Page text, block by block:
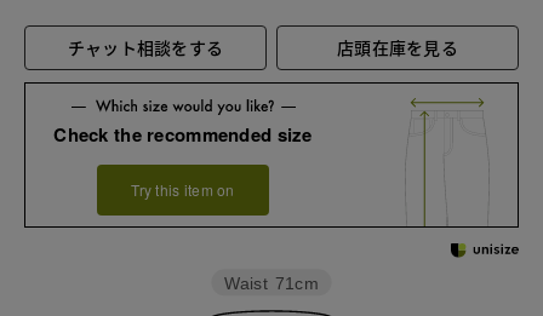
チャット相談をする 店頭在庫を見る
Check the recommended size
Try this item on
Waist 71cm